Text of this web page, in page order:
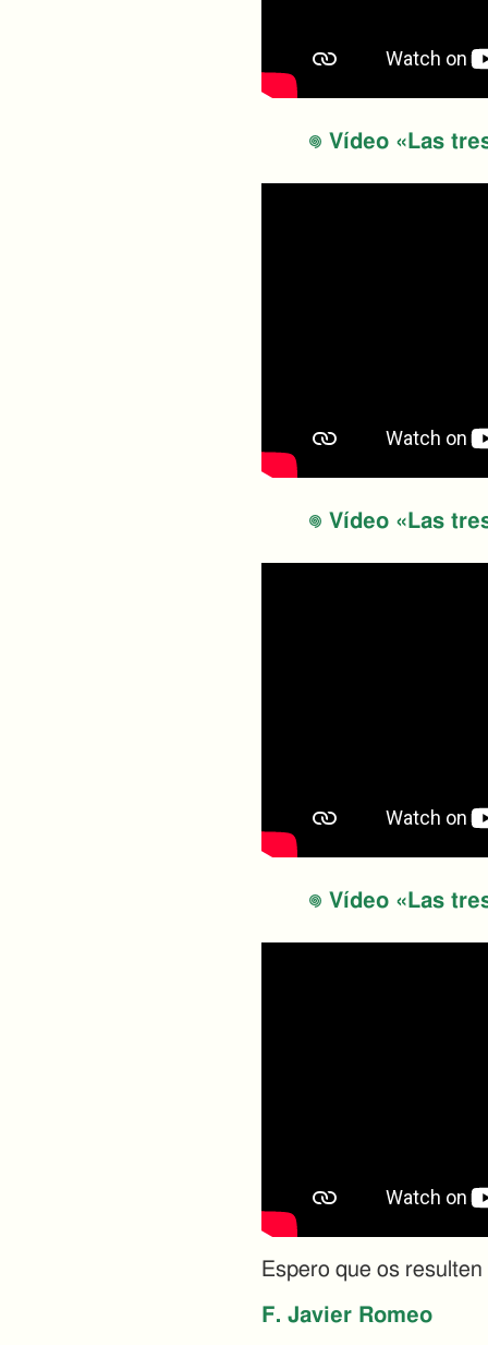
Vídeo «Las
Vídeo «Las
Vídeo «Las
Espero que os
F. Javier Romeo